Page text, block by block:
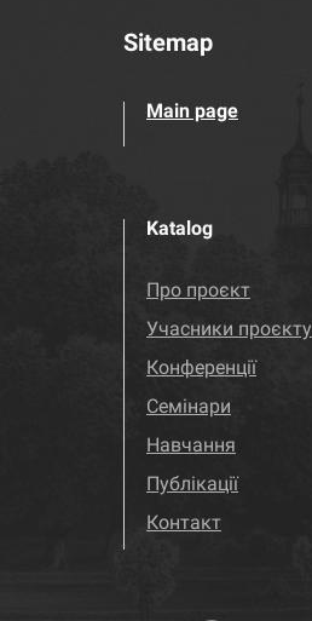
Sitemap
Main page
Katalog
Про проєкт
Учасники проєкту
Конференції
Семінари
Навчання
Публікації
Контакт